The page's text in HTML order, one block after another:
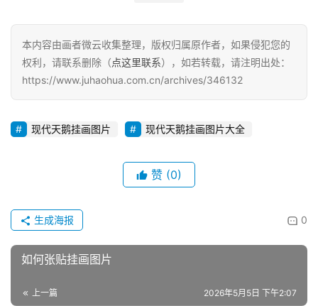
本内容由画者微云收集整理，版权归属原作者，如果侵犯您的
权利，请联系删除（点这里联系），如若转载，请注明出处：
https://www.juhaohua.com.cn/archives/346132
现代天鹅挂画图片 现代天鹅挂画图片大全
赞 (0)
0
生成海报
如何张贴挂画图片
上一篇 2026年5月5日 下午2:07